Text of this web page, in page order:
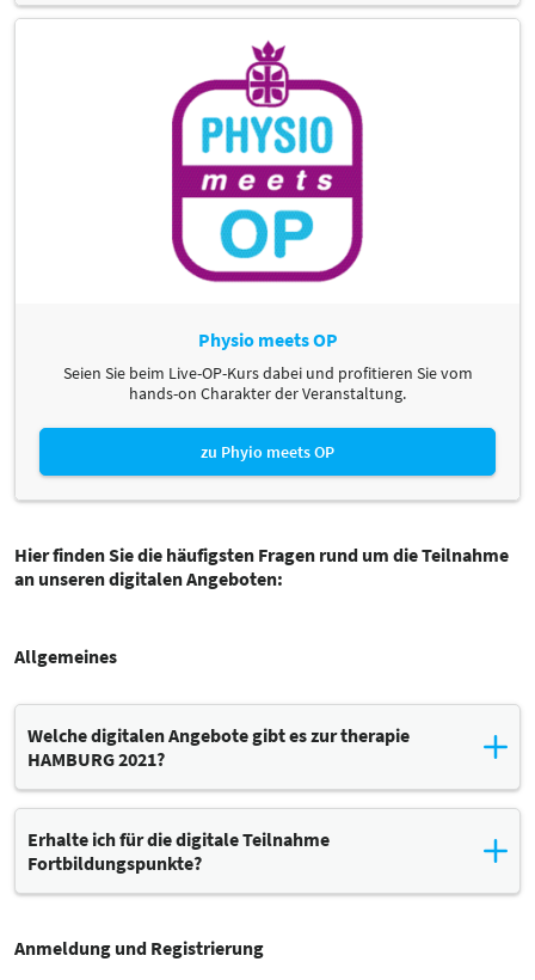
Physio meets OP
Seien Sie beim Live-OP-Kurs dabei und profitieren Sie vom
hands-on Charakter der Veranstaltung.
zu Phyio meets OP
Hier finden Sie die häufigsten Fragen rund um die Teilnahme
an unseren digitalen Angeboten:
Allgemeines
Welche digitalen Angebote gibt es zur therapie
HAMBURG 2021?
Die therapie HAMBURG findet am 22. und 23. Oktober 2021 auf dem
Gelände der Hamburg Messe und Congress GmbH statt, ergänzt um
digitale Angebote – live und on demand:
ONLINE-KONGRESS
Teilnahme am Online-Kongress ist kostenpflichtig. Digitale
Erhalte ich für die digitale Teilnahme
Fortbildungspunkte?
Anmeldung und Registrierung